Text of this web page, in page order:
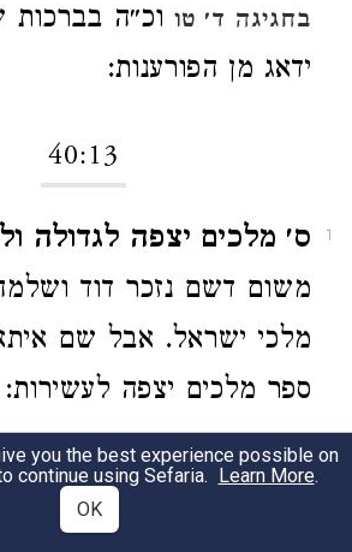
בחגיגה ד׳ טו וכ״ה
ידאג מן הפורענות:
40:13
1
ס׳ מלכים יצפה לגדולה
משום דשם נזכר דוד
מלכי ישראל. אבל שם
ספר מלכים יצפה לעשירות:
2 ישעיה יצפה לנחמה.
נחמות. ורוב ירמיה
you the best experience possible on
continue using Sefaria. Learn More.
OK